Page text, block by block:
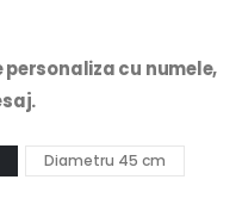
personaliza cu numele,
Diametru 45 cm